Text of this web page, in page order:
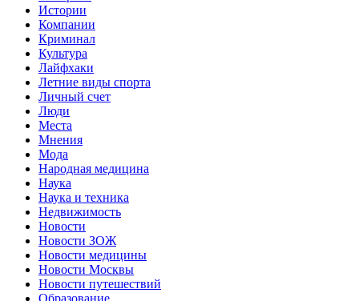
Истории
Компании
Криминал
Культура
Лайфхаки
Летние виды спорта
Личный счет
Люди
Места
Мнения
Мода
Народная медицина
Наука
Наука и техника
Недвижимость
Новости
Новости ЗОЖ
Новости медицины
Новости Москвы
Новости путешествий
Образование